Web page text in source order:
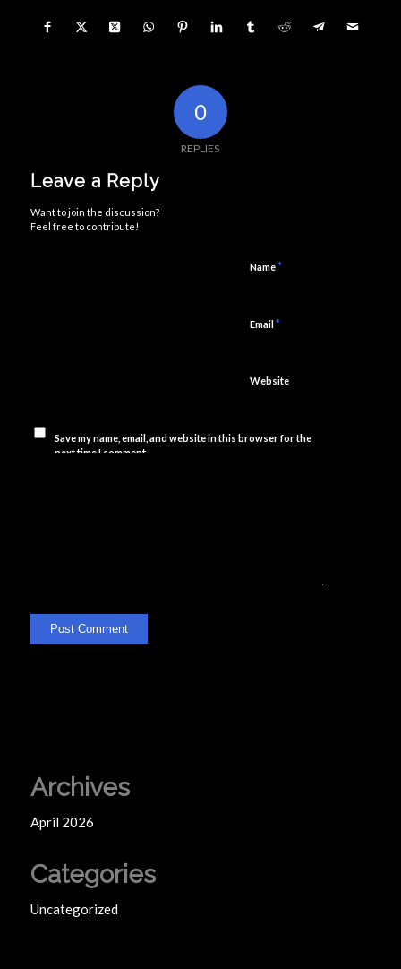
0
REPLIES
Leave a Reply
Want to join the discussion?
Feel free to contribute!
Name*
Email*
Website
Save my name, email, and website in this browser for the
next time I comment.
Archives
April 2026
Categories
Uncategorized